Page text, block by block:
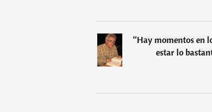
“Hay momentos en
estar lo